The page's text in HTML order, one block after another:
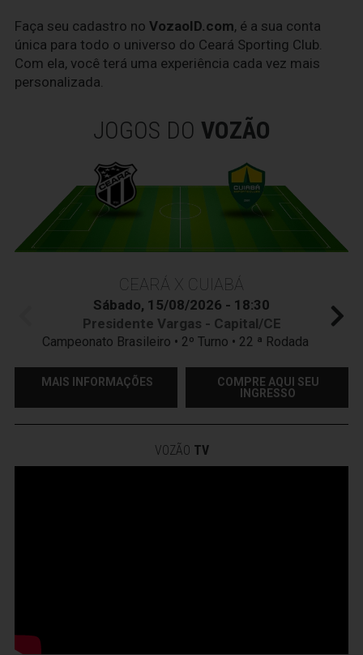
Faça seu cadastro no VozaoID.com, é a sua conta
única para todo o universo do Ceará Sporting Club.
Com ela, você terá uma experiência cada vez mais
personalizada.
JOGOS DO VOZÃO
CEARÁ X CUIABÁ
Sábado, 15/08/2026 - 18:30
Presidente Vargas - Capital/CE
Campeonato Brasileiro • 2º Turno • 22 ª Rodada
MAIS INFORMAÇÕES
COMPRE AQUI SEU
INGRESSO
VOZÃO TV